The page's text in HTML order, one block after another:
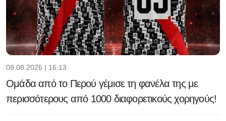
08.08.2026 | 16:13
Ομάδα από το Περού γέμισε τη φανέλα της με
περισσότερους από 1000 διαφορετικούς χορηγούς!